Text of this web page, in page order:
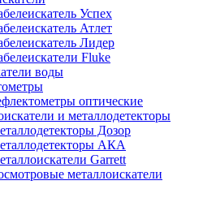
Успех
Атлет
Лидер
Fluke
воды
оптические
и металлодетекторы
Дозор
АКА
Garrett
металлоискатели